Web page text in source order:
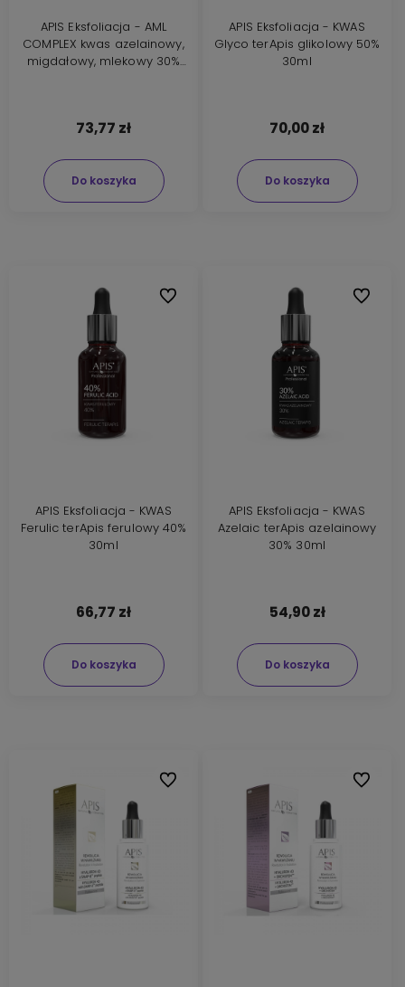
APIS Eksfoliacja - AML
COMPLEX kwas azelainowy,
migdałowy, mlekowy 30%
73,77 zł
Do koszyka
APIS Eksfoliacja - KWAS
Glyco terApis glikolowy 50%
30ml
70,00 zł
Do koszyka
APIS Eksfoliacja - KWAS
Ferulic terApis ferulowy 40%
30ml
66,77 zł
Do koszyka
Do ulubionych
APIS Eksfoliacja - KWAS
Azelaic terApis azelainowy
30% 30ml
54,90 zł
Do koszyka
Do
Do ulubionych Do